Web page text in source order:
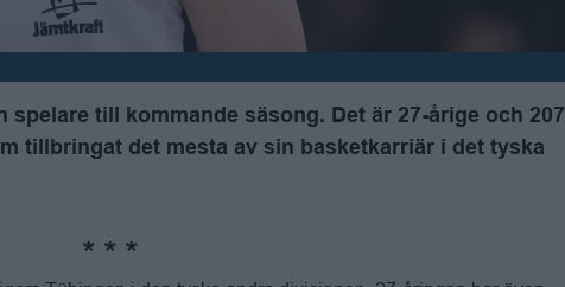
till kommande säsong. Det är 27-årige och 207
tillbringat det mesta av sin basketkarriär i det tyska